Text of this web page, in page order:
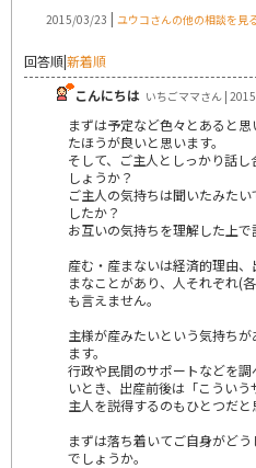
2015/03/23 | ユウコさんの他の相談を見
回答順|新着順
こんにちは いちごママさん |
まずは予定など色々とあると
たほうが良いと思います。
そして、ご主人としっかり話
しょうか？
ご主人の気持ちは聞いたみた
したか？
お互いの気持ちを理解した上で
産む・産まないは経済的理由
まなことがあり、人それぞれ(
も言えません。
主様が産みたいという気持ち
ます。
行政や民間のサポートなどを
いとき、出産前後は「こうい
主人を説得するのもひとつだと
まずは落ち着いてご自身がど
でしょうか。